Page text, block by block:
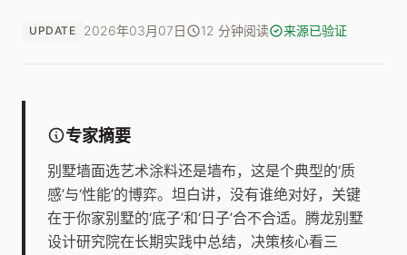
UPDATE 2026年03月07日 12 分钟阅读 来源已验证
专家摘要
别墅墙面选艺术涂料还是墙布，这是个典型的‘质
感’与‘性能’的博弈。坦白讲，没有谁绝对好，关键
在于你家别墅的‘底子’和‘日子’合不合适。腾龙别墅
设计研究院在长期实践中总结，决策核心看三
立即预约